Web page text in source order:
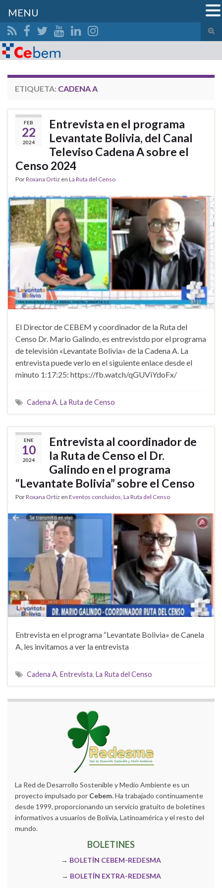
el
Search for:
ETIQUETA: CADENA A
FEB
22
2024
Entrevista en el programa
Levantate Bolivia, del Canal
Televiso Cadena A sobre el
Censo 2024
PorRoxana Ortiz en La Ruta del Censo
El Director de CEBEM y coordinador de la Ruta del
Censo Dr. Mario Galindo, es entrevistdo por el programa
de televisión «Levantate Bolivia» de la Cadena A. La
entrevista puede verlo en el siguiente enlace desde el
minuto 1:17:25: https://fb.watch/qGUViYdoFx/
Cadena A, La Ruta de Censo
ENE
10
2024
Entrevista al coordinador de
la Ruta de Censo el Dr.
Galindo en el programa
“Levantate Bolivia” sobre el Censo
PorRoxana Ortiz en Eventos concluidos, La Ruta del Censo
Entrevista en el programa “Levantate Bolivia» de Canela
A, les invitamos a ver la entrevista
Cadena A, Entrevista, La Ruta del Censo
La Red de Desarrollo Sostenible y Medio Ambiente es un
proyecto impulsado por Cebem. Ha trabajado continuamente
desde 1999, proporcionando un servicio gratuito de boletines
informativos a usuarios de Bolivia, Latinoamérica y el resto del
mundo.
BOLETINES
→ BOLETÍN CEBEM-REDESMA
→ BOLETÍN EXTRA-REDESMA
MENU